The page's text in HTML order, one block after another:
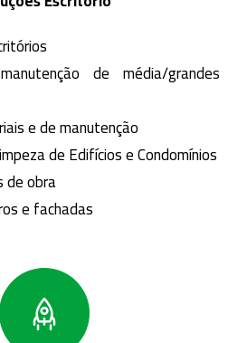
de média/grandes
e de manutenção
de Edifícios e Condomínios
de obra
e fachadas